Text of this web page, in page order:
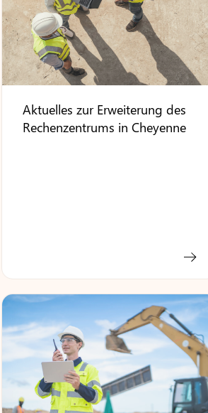
Aktuelles zur Erweiterung des
Rechenzentrums in Cheyenne